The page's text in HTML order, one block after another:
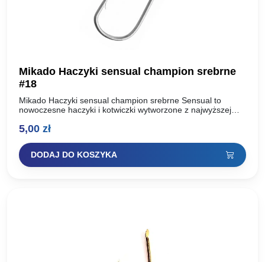
Mikado Haczyki sensual champion srebrne
#18
Mikado Haczyki sensual champion srebrne Sensual to
nowoczesne haczyki i kotwiczki wytworzone z najwyższej
dwóch technologii ostrzenia: Mechanicznej oraz…
5,00 zł
DODAJ DO KOSZYKA